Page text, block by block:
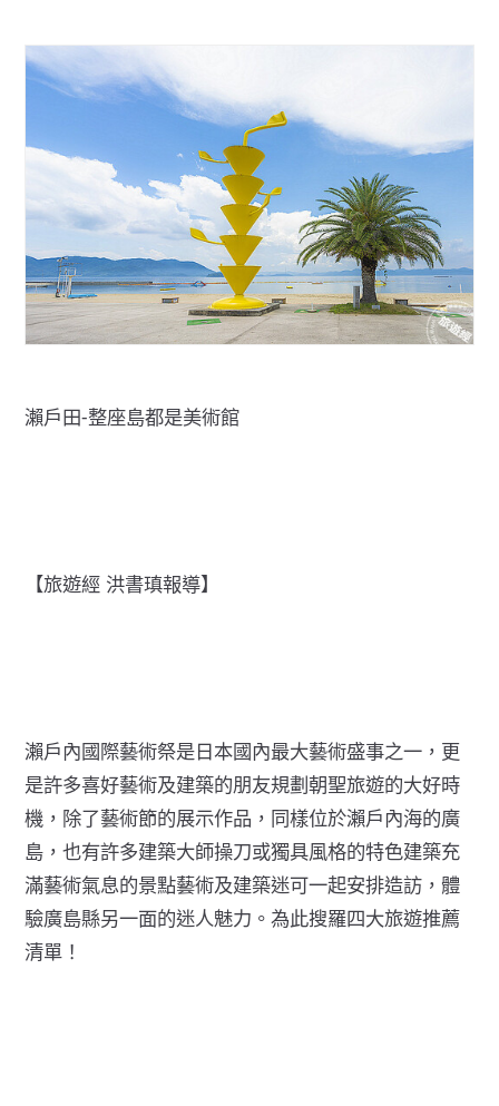
瀨戶田-整座島都是美術館
【旅遊經 洪書瑱報導】
瀨戶內國際藝術祭是日本國內最大藝術盛事之一，更
是許多喜好藝術及建築的朋友規劃朝聖旅遊的大好時
機，除了藝術節的展示作品，同樣位於瀨戶內海的廣
島，也有許多建築大師操刀或獨具風格的特色建築充
滿藝術氣息的景點藝術及建築迷可一起安排造訪，體
驗廣島縣另一面的迷人魅力。為此搜羅四大旅遊推薦
清單！